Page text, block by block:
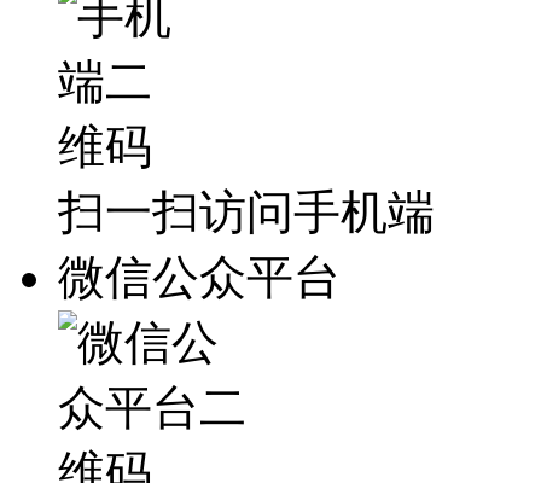
扫一扫访问手机端
微信公众平台